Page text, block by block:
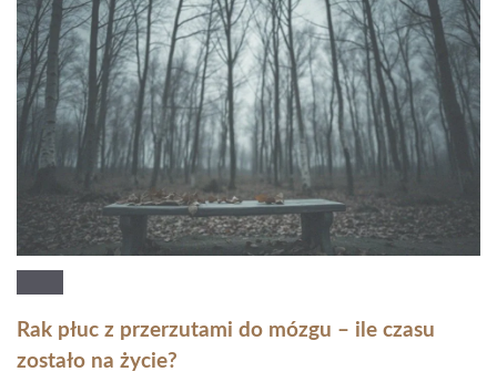
Rak płuc z przerzutami do mózgu – ile czasu
zostało na życie?